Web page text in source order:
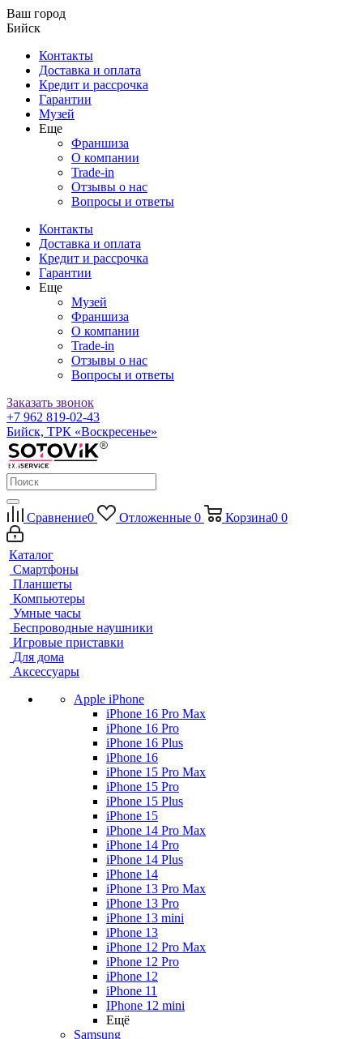
Ваш город
Бийск
Контакты
Доставка и оплата
Кредит и рассрочка
Гарантии
Музей
Еще
Франшиза
О компании
Trade-in
Отзывы о нас
Вопросы и ответы
Контакты
Доставка и оплата
Кредит и рассрочка
Гарантии
Еще
Музей
Франшиза
О компании
Trade-in
Отзывы о нас
Вопросы и ответы
Заказать звонок
+7 962 819-02-43
Бийск, ТРК «Воскресенье»
Сравнение0 Отложенные 0 Корзина0 0
Каталог
Смартфоны
Планшеты
Компьютеры
Умные часы
Беспроводные наушники
Игровые приставки
Для дома
Аксессуары
Apple iPhone
iPhone 16 Pro Max
iPhone 16 Pro
iPhone 16 Plus
iPhone 16
iPhone 15 Pro Max
iPhone 15 Pro
iPhone 15 Plus
iPhone 15
iPhone 14 Pro Max
iPhone 14 Pro
iPhone 14 Plus
iPhone 14
iPhone 13 Pro Max
iPhone 13 Pro
iPhone 13 mini
iPhone 13
iPhone 12 Pro Max
iPhone 12 Pro
iPhone 12
iPhone 11
IPhone 12 mini
Ещё
Samsung